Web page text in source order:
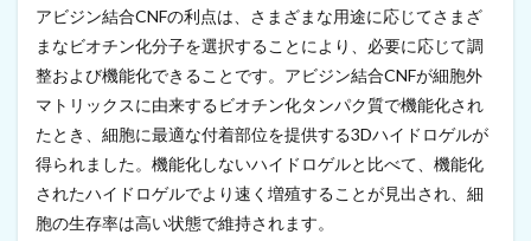
1
7
）
韓
国
S
C
アビジン結合CNFの利点は、さまざまな用途に応じてさまざ
まなビオチン化分子を選択することにより、必要に応じて調
整および機能化できることです。アビジン結合CNFが細胞外
マトリックスに由来するビオチン化タンパク質で機能化され
たとき、細胞に最適な付着部位を提供する3Dハイドロゲルが
得られました。機能化しないハイドロゲルと比べて、機能化
されたハイドロゲルでより速く増殖することが見出され、細
胞の生存率は高い状態で維持されます。